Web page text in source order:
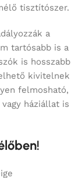
tisztítószer.
a
tartósabb is a
is hosszabb
kivitelnek
felmosható,
háziállat is